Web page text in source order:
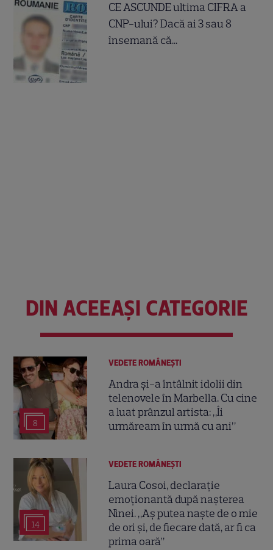
CE ASCUNDE ultima CIFRA a
CNP-ului? Dacă ai 3 sau 8
însemană că...
DIN ACEEAȘI CATEGORIE
8
VEDETE ROMÂNEŞTI
Andra și-a întâlnit idolii din
telenovele în Marbella. Cu cine
a luat prânzul artista: „Îi
urmăream în urmă cu ani”
14
VEDETE ROMÂNEŞTI
Laura Cosoi, declarație
emoționantă după nașterea
Ninei. „Aș putea naște de o mie
de ori și, de fiecare dată, ar fi ca
prima oară”